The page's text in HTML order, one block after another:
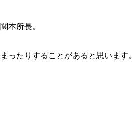
本所長。
ったりすることがあると思います。